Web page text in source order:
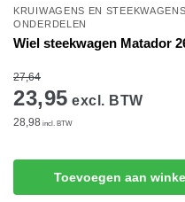
KRUIWAGENS EN STEEKWAGENS
ONDERDELEN
Wiel steekwagen Matador
27,64
23,95 excl. BTW
28,98 incl. BTW
Toevoegen aan